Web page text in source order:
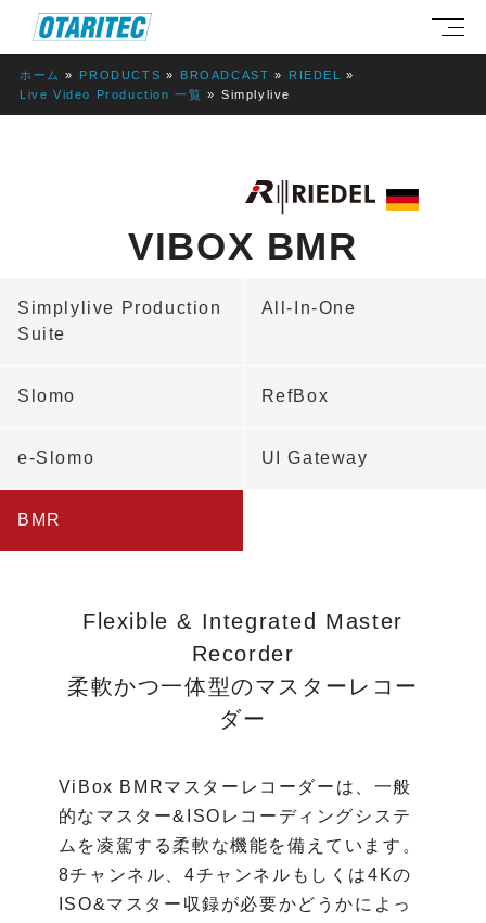
ホーム PRODUCTS BROADCAST
RIEDEL
Live Video Production 一覧
Simplylive
VIBOX BMR
Simplylive Production
Suite
All-In-One
Slomo RefBox
e-Slomo UI Gateway
BMR
Flexible & Integrated Master
Recorder
柔軟かつ一体型のマスターレコー
ダー
ViBox BMRマスターレコーダーは、一般
的なマスター&ISOレコーディングシステ
ムを凌駕する柔軟な機能を備えています。
8チャンネル、4チャンネルもしくは4Kの
ISO&マスター収録が必要かどうかによっ